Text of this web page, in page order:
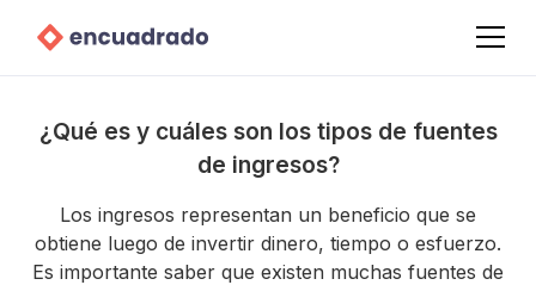
¿Qué es y cuáles son los tipos de fuentes
de ingresos?
Los ingresos representan un beneficio que se
obtiene luego de invertir dinero, tiempo o esfuerzo.
Es importante saber que existen muchas fuentes de